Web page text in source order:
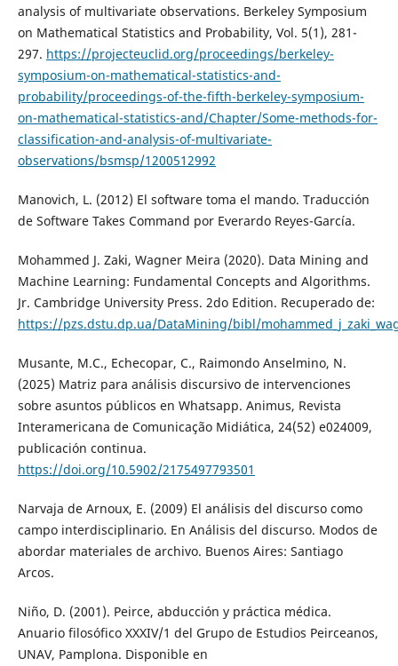
analysis of multivariate observations. Berkeley Symposium
on Mathematical Statistics and Probability, Vol. 5(1), 281-
297. https://projecteuclid.org/proceedings/berkeley-
symposium-on-mathematical-statistics-and-
probability/proceedings-of-the-fifth-berkeley-symposium-
on-mathematical-statistics-and/Chapter/Some-methods-for-
classification-and-analysis-of-multivariate-
observations/bsmsp/1200512992
Manovich, L. (2012) El software toma el mando. Traducción
de Software Takes Command por Everardo Reyes-García.
Mohammed J. Zaki, Wagner Meira (2020). Data Mining and
Machine Learning: Fundamental Concepts and Algorithms.
Jr. Cambridge University Press. 2do Edition. Recuperado de:
https://pzs.dstu.dp.ua/DataMining/bibl/
Musante, M.C., Echecopar, C., Raimondo Anselmino, N.
(2025) Matriz para análisis discursivo de intervenciones
sobre asuntos públicos en Whatsapp. Animus, Revista
Interamericana de Comunicação Midiática, 24(52) e024009,
publicación continua.
https://doi.org/10.5902/2175497793501
Narvaja de Arnoux, E. (2009) El análisis del discurso como
campo interdisciplinario. En Análisis del discurso. Modos de
abordar materiales de archivo. Buenos Aires: Santiago
Arcos.
Niño, D. (2001). Peirce, abducción y práctica médica.
Anuario filosófico XXXIV/1 del Grupo de Estudios Peirceanos,
UNAV, Pamplona. Disponible en